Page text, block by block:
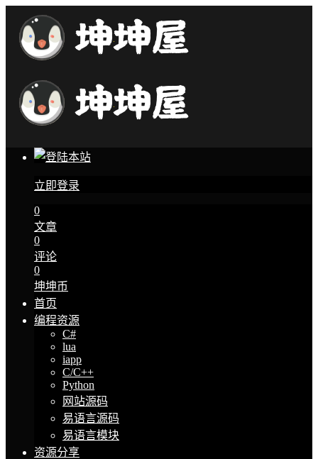
立即登录
0
文章
0
评论
0
坤坤币
首页
编程资源
C#
lua
iapp
C/C++
Python
网站源码
易语言源码
易语言模块
资源分享